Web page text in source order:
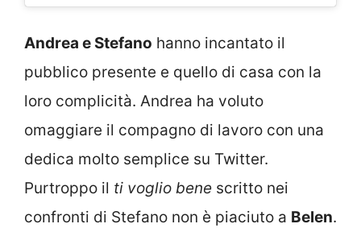
Andrea e Stefano hanno incantato il
pubblico presente e quello di casa con la
loro complicità. Andrea ha voluto
omaggiare il compagno di lavoro con una
dedica molto semplice su Twitter.
Purtroppo il ti voglio bene scritto nei
confronti di Stefano non è piaciuto a Belen.